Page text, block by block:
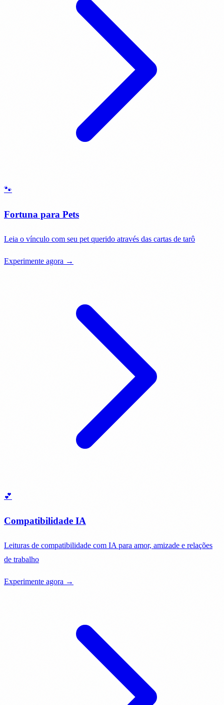
🐾
Fortuna para Pets
Leia o vínculo com seu pet querido através das cartas de tarô
Experimente agora →
💕
Compatibilidade IA
Leituras de compatibilidade com IA para amor, amizade e relações
de trabalho
Experimente agora →